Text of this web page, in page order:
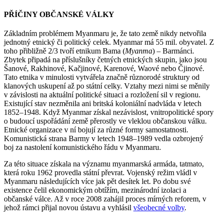
PŘÍČINY OBČANSKÉ VÁLKY
Základním problémem Myanmaru je, že tato země nikdy netvořila
jednotný etnický či politický celek. Myanmar má 55 mil. obyvatel. Z
toho přibližně 2/3 tvoří etnikum Bama (Myanma) – Barmánci.
Zbytek připadá na příslušníky četných etnických skupin, jako jsou
Šanové, Rakhinové, Kačjinové, Karenové, Waové nebo Čjinové.
Tato etnika v minulosti vytvářela značně různorodé struktury od
klanových uskupení až po státní celky. Vztahy mezi nimi se měnily
v závislosti na aktuální politické situaci a rozložení sil v regionu.
Existující stav nezměnila ani britská koloniální nadvláda v letech
1852–1948. Když Myanmar získal nezávislost, vnitropolitické spory
o budoucí uspořádání země přerostly ve vleklou občanskou válku.
Etnické organizace v ní bojují za různé formy samostatnosti.
Komunistická strana Barmy v letech 1948–1989 vedla ozbrojený
boj za nastolení komunistického řádu v Myanmaru.
Za této situace získala na významu myanmarská armáda, tatmato,
která roku 1962 provedla státní převrat. Vojenský režim vládl v
Myanmaru následujících více jak pět desítek let. Po dobu své
existence čelil ekonomickým obtížím, mezinárodní izolaci a
občanské válce. Až v roce 2008 zahájil proces mírných reforem, v
jehož rámci přijal novou ústavu a vyhlásil všeobecné volby.